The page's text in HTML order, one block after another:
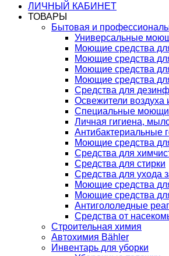
ЛИЧНЫЙ КАБИНЕТ
ТОВАРЫ
Бытовая и
Универсальные
Моющие средства
Моющие средства
Моющие средства
Моющие средства
Средства для
Освежители воздуха
Специальные
Личная гигиена,
Антибактериальные
Моющие средства
Средства для
Средства для стирки
Средства для ухода
Моющие средства
Моющие средства
Антигололедные
Средства от
Строительная химия
Автохимия Bähler
Инвентарь для уборки